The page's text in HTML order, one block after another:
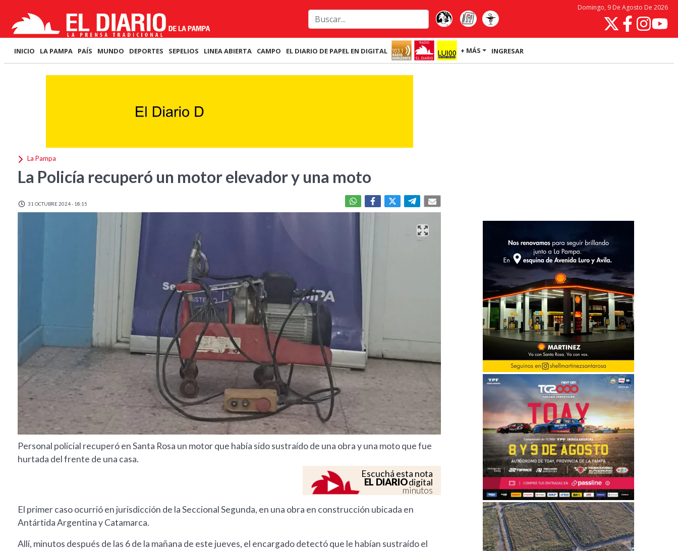
Domingo, 9 De Agosto De 2026
INICIO LA PAMPA PAÍS MUNDO DEPORTES SEPELIOS LINEA ABIERTA CAMPO EL DIARIO DE PAPEL EN DIGITAL + MÁS INGRESAR
La Pampa
La Policía recuperó un motor elevador y una moto
31 OCTUBRE 2024 - 18:15
Personal policial recuperó en Santa Rosa un motor que había sido sustraído de una obra y una moto que fue
hurtada del frente de una casa.
Escuchá esta nota
EL DIARIOdigital
minutos
El primer caso ocurrió en jurisdicción de la Seccional Segunda, en una obra en construcción ubicada en
Antártida Argentina y Catamarca.
Allí, minutos después de las 6 de la mañana de este jueves, el encargado detectó que le habían sustraído el